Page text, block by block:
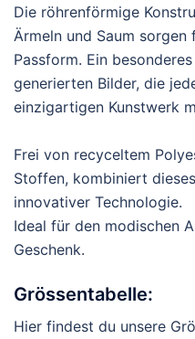
Die röhrenförmige
Ärmeln und Saum
Passform. Ein
generierten Bilder, die
einzigartigen Kunstwerk
Frei von recyceltem
Stoffen, kombiniert
innovativer Technologie.
Ideal für den modischen
Geschenk.
Grössentabelle:
Hier findest du unsere